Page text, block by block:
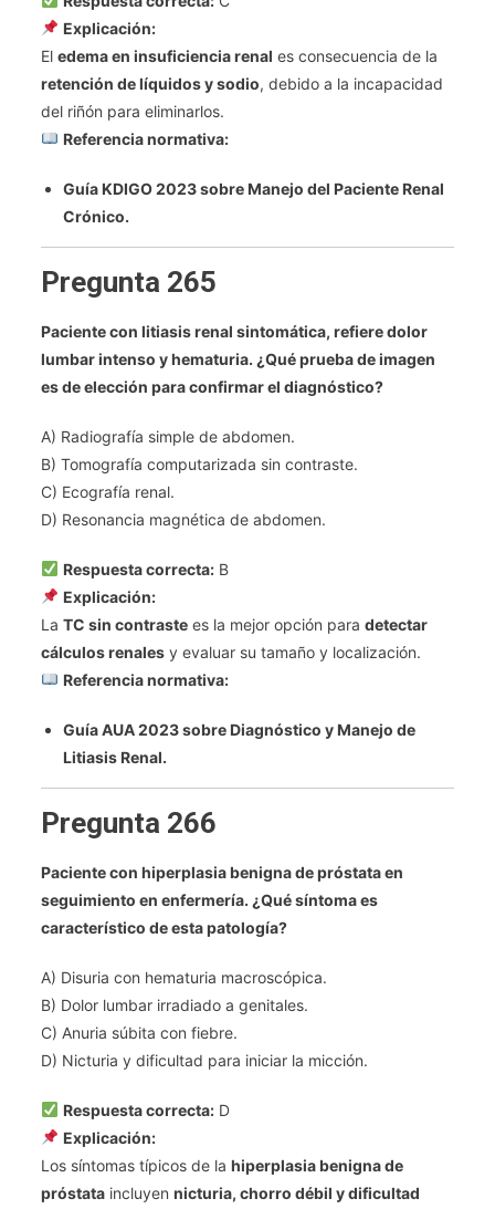
Explicación:
Eledema en insuficiencia renal es consecuencia de la
retención de líquidos y sodio, debido a la incapacidad
del riñón para eliminarlos.
Referencia normativa:
Guía KDIGO 2023 sobre Manejo del Paciente Renal
Crónico.
Pregunta 265
Paciente con litiasis renal sintomática, refiere dolor
lumbar intenso y hematuria. ¿Qué prueba de imagen
es de elección para confirmar el diagnóstico?
A) Radiografía simple de abdomen.
B) Tomografía computarizada sin contraste.
C) Ecografía renal.
D) Resonancia magnética de abdomen.
Respuesta correcta: B
Explicación:
LaTC sin contraste es la mejor opción paradetectar
cálculos renales y evaluar su tamaño y localización.
Referencia normativa:
Guía AUA 2023 sobre Diagnóstico y Manejo de
Litiasis Renal.
Pregunta 266
Paciente con hiperplasia benigna de próstata en
seguimiento en enfermería. ¿Qué síntoma es
característico de esta patología?
A) Disuria con hematuria macroscópica.
B) Dolor lumbar irradiado a genitales.
C) Anuria súbita con fiebre.
D) Nicturia y dificultad para iniciar la micción.
Respuesta correcta: D
Explicación:
Los síntomas típicos de lahiperplasia benigna de
próstata incluyennicturia, chorro débil y dificultad